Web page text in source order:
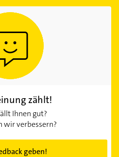
zählt!
Ihnen gut?
wir verbessern?
geben!